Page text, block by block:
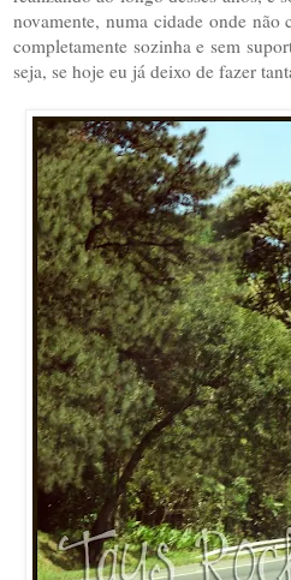
novamente, numa cidade onde
completamente sozinha e sem
seja, se hoje eu já deixo de fazer